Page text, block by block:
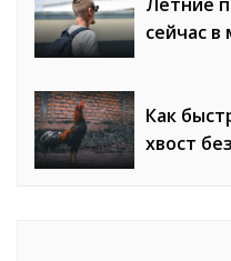
сейчас
Как
хвост